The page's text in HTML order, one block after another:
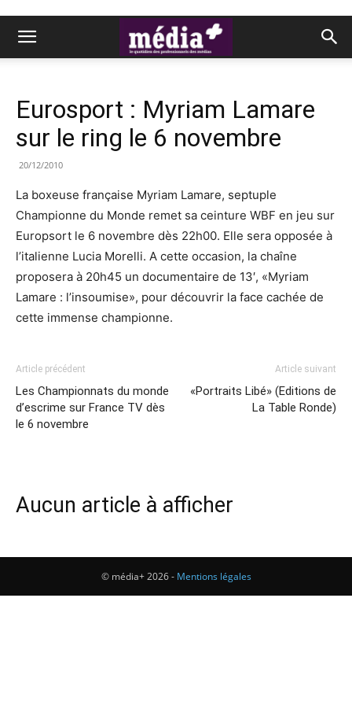
Eurosport : Myriam Lamare
sur le ring le 6 novembre
20/12/2010
La boxeuse française Myriam Lamare, septuple
Championne du Monde remet sa ceinture WBF en jeu sur
Europsort le 6 novembre dès 22h00. Elle sera opposée à
l’italienne Lucia Morelli. A cette occasion, la chaîne
proposera à 20h45 un documentaire de 13′, «Myriam
Lamare : l’insoumise», pour découvrir la face cachée de
cette immense championne.
Article précédent
Les Championnats du monde
d’escrime sur France TV dès
le 6 novembre
Article suivant
«Portraits Libé» (Editions de
La Table Ronde)
Aucun article à afficher
© média+ 2026 - Mentions légales